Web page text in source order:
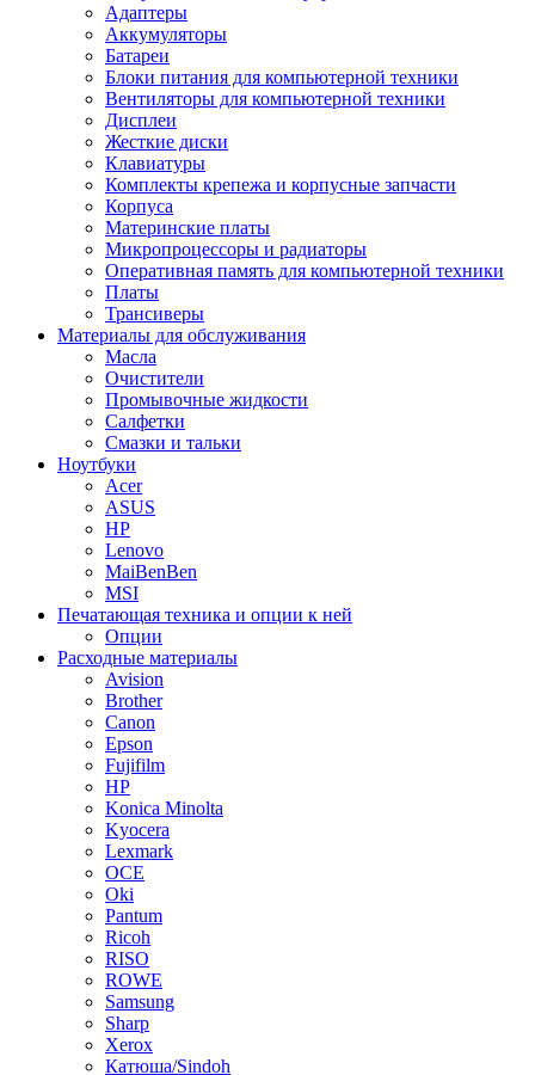
Адаптеры
Аккумуляторы
Батареи
Блоки питания для компьютерной техники
Вентиляторы для компьютерной техники
Дисплеи
Жесткие диски
Клавиатуры
Комплекты крепежа и корпусные запчасти
Корпуса
Материнские платы
Микропроцессоры и радиаторы
Оперативная память для компьютерной техники
Платы
Трансиверы
Материалы для обслуживания
Масла
Очистители
Промывочные жидкости
Салфетки
Смазки и тальки
Ноутбуки
Acer
ASUS
HP
Lenovo
MaiBenBen
MSI
Печатающая техника и опции к ней
Опции
Расходные материалы
Avision
Brother
Canon
Epson
Fujifilm
HP
Konica Minolta
Kyocera
Lexmark
OCE
Oki
Pantum
Ricoh
RISO
ROWE
Samsung
Sharp
Xerox
Катюша/Sindoh